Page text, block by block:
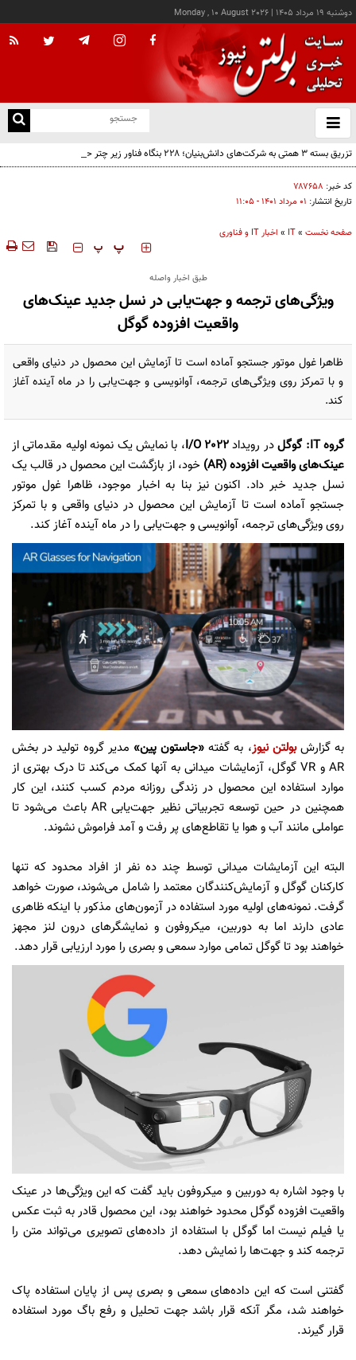
دوشنبه ۱۹ مرداد ۱۴۰۵ |
Monday , 10 August 2026
باز
و
تزریق بسته ۳ همتی به شرکت‌های دانش‌بنیان؛ ۲۲۸ بنگاه فناور زیر چتر حمایت دولت
کد خبر: ۷۸۷۶۵۸
تاریخ انتشار: ۰۱ مرداد ۱۴۰۱ - ۱۱:۰۵
صفحه نخست »
IT
» اخبار IT و فناوری
‍‍‍ پ پ
طبق اخبار واصله
ویژگی‌های ترجمه و جهت‌یابی در نسل جدید عینک‌های
واقعیت افزوده گوگل
ظاهرا غول موتور جستجو آماده است تا آزمایش این محصول در دنیای واقعی
و با تمرکز روی ویژگی‌های ترجمه، آوانویسی و جهت‌یابی را در ماه آینده آغاز
کند.
گروه IT: گوگل در رویدادI/O 2022
، با نمایش یک نمونه اولیه مقدماتی از
عینک‌های واقعیت افزوده (AR)
خود، از بازگشت این محصول در قالب یک
نسل جدید خبر داد. اکنون نیز بنا به اخبار موجود، ظاهرا غول موتور
جستجو آماده است تا آزمایش این محصول در دنیای واقعی و با تمرکز
روی ویژگی‌های ترجمه، آوانویسی و جهت‌یابی را در ماه آینده آغاز کند.
به گزارشبولتن نیوز، به گفته «جاستون پین» مدیر گروه تولید در بخش
AR و VR گوگل، آزمایشات میدانی به آنها کمک می‌کند تا درک بهتری از
موارد استفاده این محصول در زندگی روزانه مردم کسب کنند، این کار
همچنین در حین توسعه تجربیاتی نظیر جهت‌یابی AR باعث می‌شود تا
عواملی مانند آب و هوا یا تقاطع‌های پر رفت و آمد فراموش نشوند.
البته این آزمایشات میدانی توسط چند ده نفر از افراد محدود که تنها
کارکنان گوگل و آزمایش‌کنندگان معتمد را شامل می‌شوند، صورت خواهد
گرفت. نمونه‌های اولیه مورد استفاده در آزمون‌های مذکور با اینکه ظاهری
عادی دارند اما به دوربین، میکروفون و نمایشگر‌های درون لنز مجهز
خواهند بود تا گوگل تمامی موارد سمعی و بصری را مورد ارزیابی قرار دهد.
با وجود اشاره به دوربین و میکروفون باید گفت که این ‌ویژگی‌ها در عینک
واقعیت افزوده گوگل محدود خواهند بود، این محصول قادر به ثبت عکس
یا فیلم نیست اما گوگل با استفاده از داده‌های تصویری‌ می‌تواند متن را
ترجمه کند و جهت‌ها را نمایش دهد.
گفتنی است که این داده‌های سمعی و بصری پس از پایان استفاده پاک
خواهند شد، مگر آنکه قرار باشد جهت تحلیل و رفع باگ مورد استفاده
قرار گیرند.